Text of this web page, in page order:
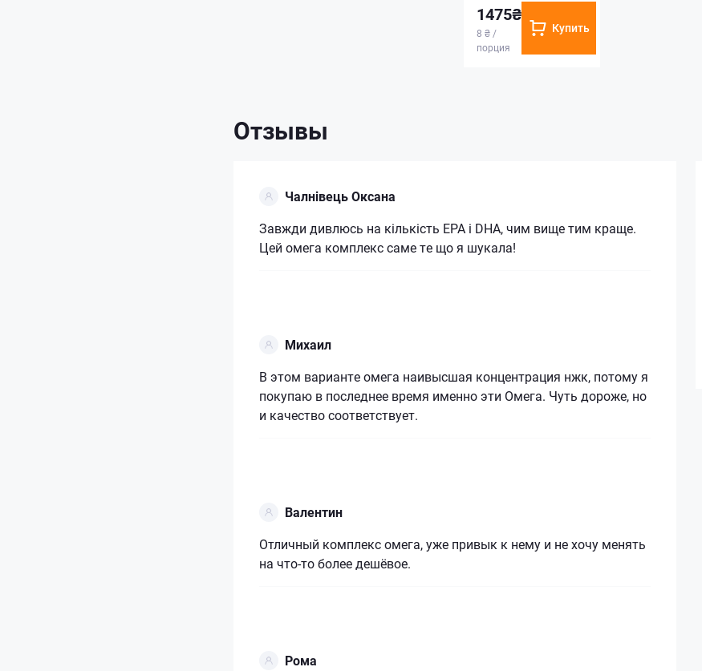
1475₴
8 ₴ /
порция
Купить
Отзывы
Чалнівець Оксана
Завжди дивлюсь на кількість EPA i DHA, чим вище тим краще.
Цей омега комплекс саме те що я шукала!
Михаил
В этом варианте омега наивысшая концентрация нжк, потому я
покупаю в последнее время именно эти Омега. Чуть дороже, но
и качество соответствует.
Валентин
Отличный комплекс омега, уже привык к нему и не хочу менять
на что-то более дешёвое.
Рома